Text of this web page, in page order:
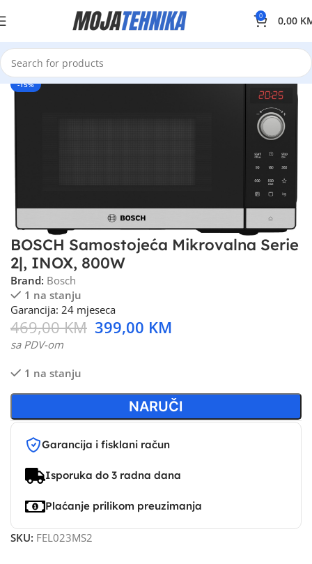
0 0,00
-15%
BOSCH Samostojeća Mikrovalna Serie
2|, INOX, 800W
Brand: Bosch
1 na stanju
Garancija: 24 mjeseca
469,00KM 399,00 KM
sa PDV-om
1 na stanju
NARUČI
Garancija i fisklani račun
Isporuka do 3 radna dana
Plaćanje prilikom preuzimanja
SKU: FEL023MS2